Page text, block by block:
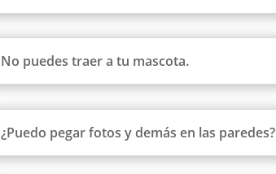
No puedes traer a tu mascota.
¿Puedo pegar fotos y demás en las paredes?